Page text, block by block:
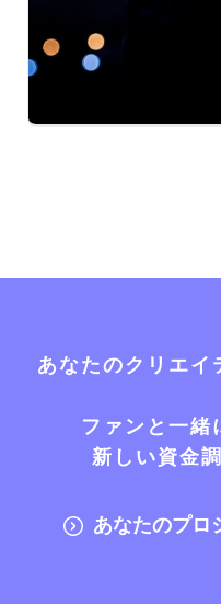
あなたのクリエイ
ファンと一緒
新しい資金
あなたのプロ